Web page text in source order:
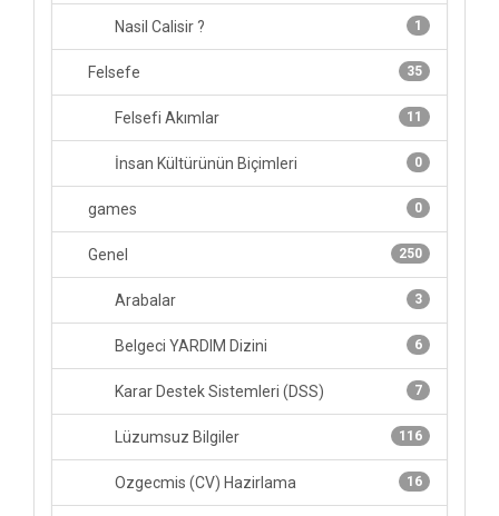
1
Nasil Calisir ?
35
Felsefe
11
Felsefi Akımlar
0
İnsan Kültürünün Biçimleri
0
games
250
Genel
3
Arabalar
6
Belgeci YARDIM Dizini
7
Karar Destek Sistemleri (DSS)
116
Lüzumsuz Bilgiler
16
Ozgecmis (CV) Hazirlama